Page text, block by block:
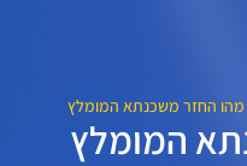
מהו החזר משכנתא המומלץ
המומלץ